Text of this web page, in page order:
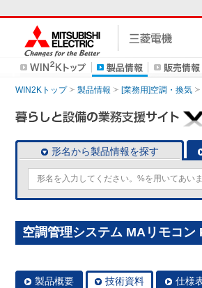
WIN2Kトップ 製品情報 [業務用]空調・換気
形名から製品情報を探す
空調管理システム MAリモコン
製品概要 技術資料 仕様